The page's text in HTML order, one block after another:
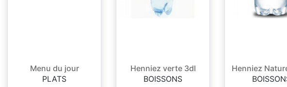
Menu du jour
PLATS
Henniez verte 3dl
BOISSONS
Henniez